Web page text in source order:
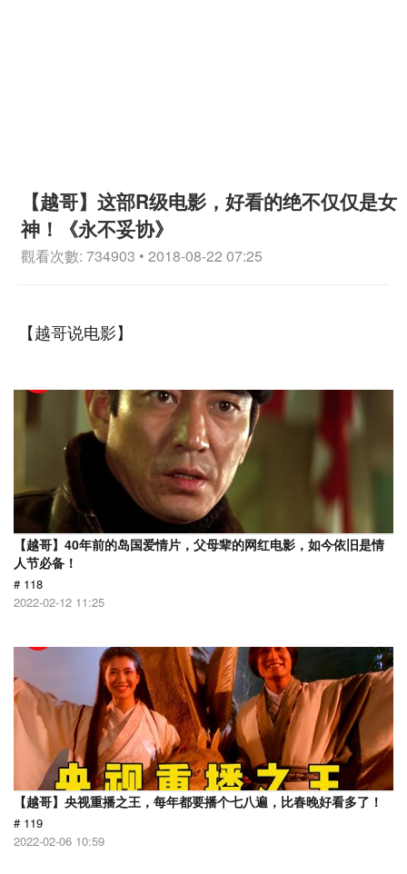
【越哥】这部R级电影，好看的绝不仅仅是女
神！《永不妥协》
觀看次數: 734903 • 2018-08-22 07:25
【越哥说电影】
【越哥】40年前的岛国爱情片，父母辈的网红电影，如今依旧是情
人节必备！
# 118
2022-02-12 11:25
【越哥】央视重播之王，每年都要播个七八遍，比春晚好看多了！
# 119
2022-02-06 10:59